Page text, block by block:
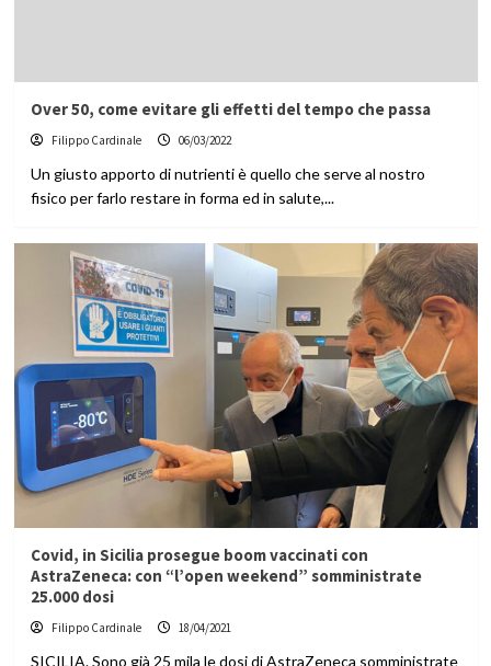
Over 50, come evitare gli effetti del tempo che passa
Filippo Cardinale 06/03/2022
Un giusto apporto di nutrienti è quello che serve al nostro
fisico per farlo restare in forma ed in salute,...
Covid, in Sicilia prosegue boom vaccinati con
AstraZeneca: con “l’open weekend” somministrate
25.000 dosi
Filippo Cardinale 18/04/2021
SICILIA. Sono già 25 mila le dosi di AstraZeneca somministrate